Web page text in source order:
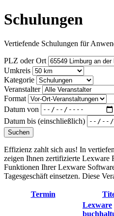
Schulungen
Vertiefende Schulungen für
PLZ oder Ort
Umkreis
Kategorie
Veranstalter
Format
Datum von
Datum bis (einschließlich)
Suchen
Effizienz zahlt sich aus! In
zeigen Ihnen zertifizierte Lexware
Funktionen Ihrer Lexware
Tagesgeschäft einsetzen. Diese
Termin
Lexware